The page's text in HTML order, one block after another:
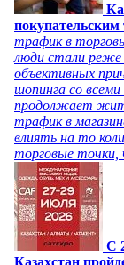
трафик в
люди стали реже
объективных
шопинга со
продолжает
трафик в
влиять на то
торговые
C
Казахстан